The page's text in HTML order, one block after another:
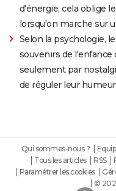
d'énergie, cela oblige
lorsqu'on marche sur
Selon la psychologie,
souvenirs de
seulement par
de réguler leur humeur
Qui sommes-nous ?
Tous les articles
RSS
Paramétrer les cookies
©